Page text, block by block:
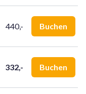
440,- Buchen
332,- Buchen